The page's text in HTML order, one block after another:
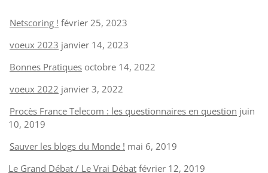
Netscoring ! février 25, 2023
voeux 2023 janvier 14, 2023
Bonnes Pratiques octobre 14, 2022
voeux 2022 janvier 3, 2022
Procès France Telecom : les questionnaires en question juin
10, 2019
Sauver les blogs du Monde ! mai 6, 2019
Le Grand Débat / Le Vrai Débat février 12, 2019